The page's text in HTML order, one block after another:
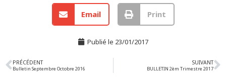
Email Print
Publié le 23/01/2017
PRÉCÉDENT
Bulletin Septembre Octobre 2016
SUIVANT
BULLETIN 2èm Trimestre 2017